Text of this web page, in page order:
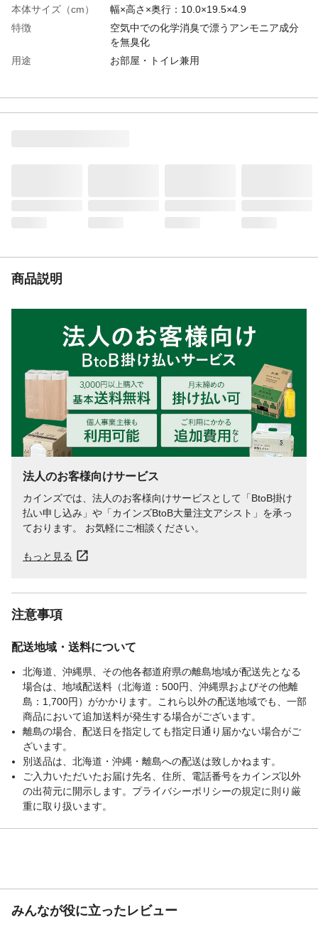
本体サイズ（cm）
幅×高さ×奥行：10.0×19.5×4.9
特徴
空気中での化学消臭で漂うアンモニア成分
を無臭化
用途
お部屋・トイレ兼用
児、認知症の方などの誤飲に注意する。 ●
小児、認知症の方などの手の届くところに
は置かない。 ●薬液がこぼれたり壁に接触
すると、シミや変色、変形の原因となる場
合があるので、壁から離して安定した場所
に置く。
生産国
日本
使用期間の目安
約１～２カ月間持続します（使用環境によ
り、異なる場合があります）
商品説明
法人のお客様向けサービス
カインズでは、法人のお客様向けサービスとして「BtoB掛け
払い申し込み」や「カインズBtoB大量注文アシスト」を承っ
ております。 お気軽にご相談ください。
もっと見る
注意事項
配送地域・送料について
北海道、沖縄県、その他各都道府県の離島地域が配送先となる
場合は、地域配送料（北海道：500円、沖縄県およびその他離
島：1,700円）がかかります。これら以外の配送地域でも、一部
商品において追加送料が発生する場合がございます。
離島の場合、配送日を指定しても指定日通り届かない場合がご
ざいます。
別送品は、北海道・沖縄・離島への配送は致しかねます。
ご入力いただいたお届け先名、住所、電話番号をカインズ以外
の出荷元に開示します。プライバシーポリシーの規定に則り厳
重に取り扱います。
みんなが役に立ったレビュー